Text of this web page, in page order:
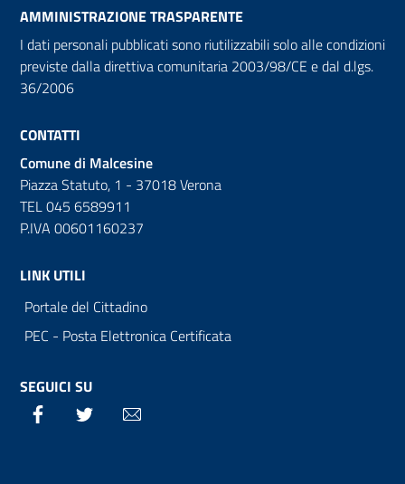
AMMINISTRAZIONE TRASPARENTE
I dati personali pubblicati sono riutilizzabili solo alle condizioni
previste dalla direttiva comunitaria 2003/98/CE e dal d.lgs.
36/2006
CONTATTI
Comune di Malcesine
Piazza Statuto, 1 - 37018 Verona
TEL 045 6589911
P.IVA 00601160237
LINK UTILI
Portale del Cittadino
PEC - Posta Elettronica Certificata
SEGUICI SU
Facebook Twitter